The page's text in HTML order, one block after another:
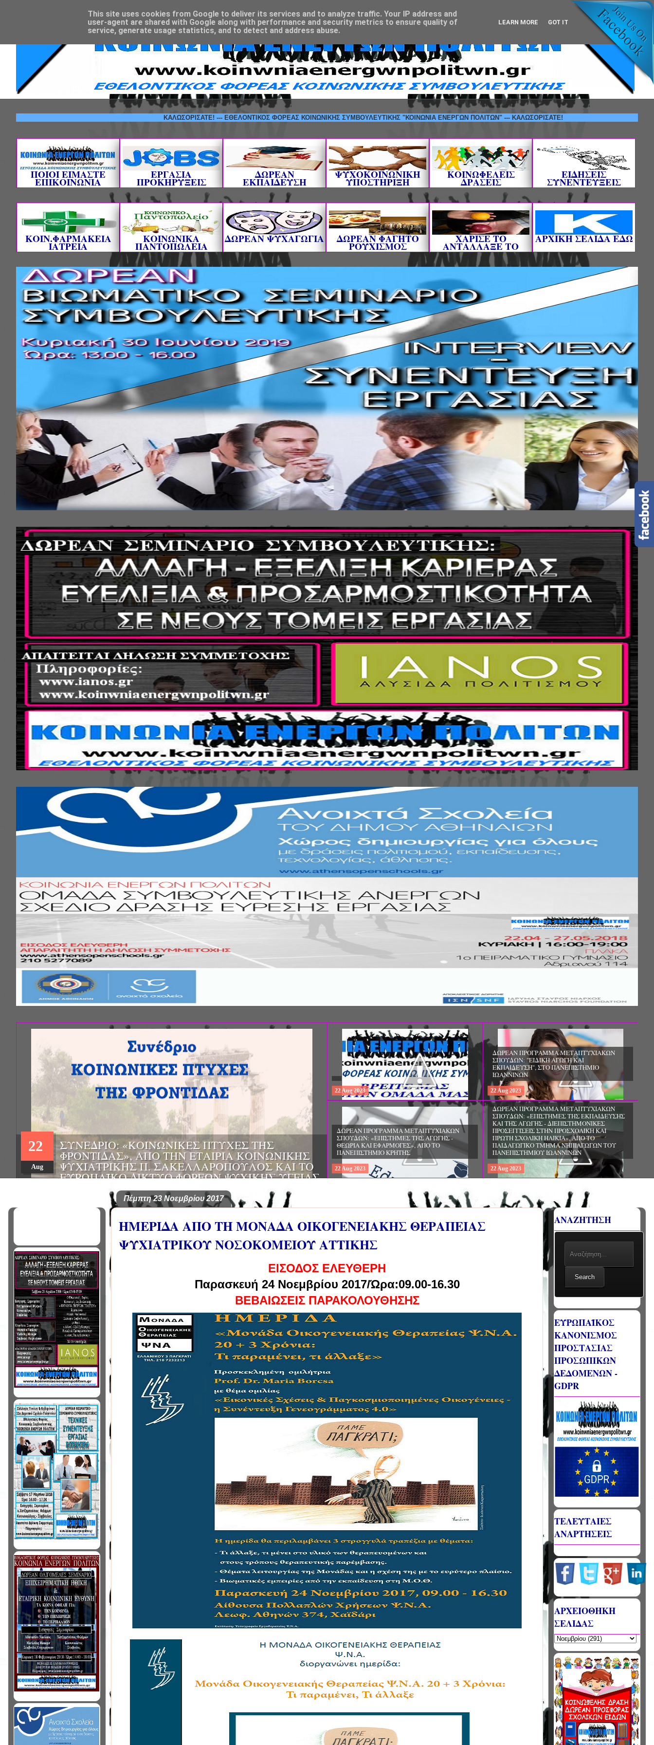
ΚΑΛΩΣΟΡΙΣΑΤΕ! --- ΕΘΕΛΟΝΤΙΚΟΣ ΦΟΡΕΑΣ ΚΟΙΝΩΝΙΚΗΣ ΣΥΜΒΟΥΛΕΥΤΙΚΗΣ "ΚΟΙΝΩΝΙΑ ΕΝΕΡΓΩΝ ΠΟΛΙΤΩΝ" --- ΚΑΛΩΣΟΡΙΣΑΤΕ!
ΠΟΙΟΙ ΕΙΜΑΣΤΕ
ΕΠΙΚΟΙΝΩΝΙΑ
ΕΡΓΑΣΙΑ
ΠΡΟΚΗΡΥΞΕΙΣ
ΔΩΡΕΑΝ
ΕΚΠΑΙΔΕΥΣΗ
ΨΥΧΟΚΟΙΝΩΝΙΚΗ
ΥΠΟΣΤΗΡΙΞΗ
ΚΟΙΝΩΦΕΛΕΙΣ
ΔΡΑΣΕΙΣ
ΕΙΔΗΣΕΙΣ
ΣΥΝΕΝΤΕΥΞΕΙΣ
ΚΟΙΝ.ΦΑΡΜΑΚΕΙΑ
ΙΑΤΡΕΙΑ
ΚΟΙΝΩΝΙΚΑ
ΠΑΝΤΟΠΩΛΕΙΑ
ΔΩΡΕΑΝ ΨΥΧΑΓΩΓΙΑ ΔΩΡΕΑΝ ΦΑΓΗΤΟ
ΡΟΥΧΙΣΜΟΣ
ΧΑΡΙΣΕ ΤΟ
ΑΝΤΑΛΛΑΞΕ ΤΟ
AΡΧΙΚΗ ΣΕΛΙΔΑ ΕΔΩ
ΗΜΕΡΙΔΑ: "ΠΡΟΒΛΗΜΑΤΙΣΜΟΙ & ΔΙΛΗΜΜΑΤΑ
ΠΟΥ ΑΝΤΙΜΕΤΩΠΙΖΕΙ ΚΑΘΗΜΕΡΙΝΑ O
ΠΑΘΟΛΟΓΟΣ", ΑΠΟ ΤΗΝ ΕΤΑΙΡΕΙΑ
ΠΑΘΟΛΟΓΙΑΣ ΒΟΡΕΙΟΔΥΤΙΚΗΣ ΕΛΛΑΔΟΣ ΚΑΙ
ΤΙΣ Α' & Β' ΠΑΝΕΠΙΣΤΗΜΙΑΚΕΣ ΠΑΘΟΛΟΓΙΚΕΣ
ΚΛΙΝΙΚΕΣ ΠΓΝΙ
01
Mar
ΣΥΝΕΔΡΙΟ: «ΚΟΙΝΩΝΙΚΕΣ ΠΤΥΧΕΣ ΤΗΣ
ΦΡΟΝΤΙΔΑΣ», ΑΠΟ ΤΗΝ ΕΤΑΙΡΙΑ ΚΟΙΝΩΝΙΚΗΣ
ΨΥΧΙΑΤΡΙΚΗΣ Π. ΣΑΚΕΛΛΑΡΟΠΟΥΛΟΣ ΚΑΙ ΤΟ
EΥΡΩΠΑΪΚΟ ΔΙΚΤΥΟ ΦΟΡΕΩΝ ΨΥΧΙΚΗΣ
ΥΓΕΙΑΣ ΑSKLEPIOS
22Aug 2023 22Aug 2023
ΔΩΡΕΑΝ ΠΡΟΓΡΑΜΜΑ ΜΕΤΑΠΤΥΧΙΑΚΩΝ
ΣΠΟΥΔΩΝ: "ΕΙΔΙΚΗ ΑΓΩΓΗ ΚΑΙ
ΕΚΠΑΙΔΕΥΣΗ", ΣΤΟ ΠΑΝΕΠΙΣΤΗΜΙΟ
ΙΩΑΝΝΙΝΩΝ
22Aug 2023
ΔΩΡΕΑΝ ΠΡΟΓΡΑΜΜΑ ΜΕΤΑΠΤΥΧΙΑΚΩΝ
ΣΠΟΥΔΩΝ: «ΕΠΙΣΤΗΜΕΣ ΤΗΣ ΑΓΩΓΗΣ -
ΘΕΩΡΙΑ ΚΑΙ ΕΦΑΡΜΟΓΕΣ», ΑΠΟ ΤΟ
ΠΑΝΕΠΙΣΤΗΜΙΟ ΚΡΗΤΗΣ
22Aug 2023
Πέμπτη 23 Νοεμβρίου 2017
ΗΜΕΡΙΔΑ ΑΠΟ ΤΗ ΜΟΝΑΔΑ ΟΙΚΟΓΕΝΕΙΑΚΗΣ ΘΕΡΑΠΕΙΑΣ
ΨΥΧΙΑΤΡΙΚΟΥ ΝΟΣΟΚΟΜΕΙΟΥ ΑΤΤΙΚΗΣ
ΕΙΣΟΔΟΣ ΕΛΕΥΘΕΡΗ
Παρασκευή 24 Νοεμβρίου 2017/Ώρα:09.00-16.30
ΒΕΒΑΙΩΣΕΙΣ ΠΑΡΑΚΟΛΟΥΘΗΣΗΣ
ΑΝΑΖΗΤΗΣΗ
Search
ΕΥΡΩΠΑΪΚΟΣ
ΚΑΝΟΝΙΣΜΟΣ
ΠΡΟΣΤΑΣΙΑΣ
ΠΡΟΣΩΠΙΚΩΝ
ΔΕΔΟΜΕΝΩΝ -
GDPR
ΤΕΛΕΥΤΑΙΕΣ
ΑΝΑΡΤΗΣΕΙΣ
ΑΡΧΕΙΟΘΗΚΗ
ΣΕΛΙΔΑΣ
This site uses cookies from Google to deliver its services and to analyze traffic. Your IP address and
user-agent are shared with Google along with performance and security metrics to ensure quality of
service, generate usage statistics, and to detect and address abuse.
LEARN MORE GOT IT